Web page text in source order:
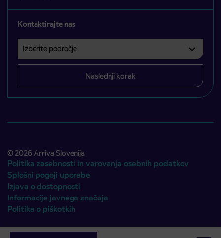
Kontaktirajte nas
Izberite področje
Področje je obvezno izbrati.
Naslednji korak
© 2026 Arriva Slovenija
Politika zasebnosti in varovanja osebnih podatkov
Splošni pogoji uporabe
Izjava o dostopnosti
Informacije javnega značaja
Politika o piškotkih
Avtorji:Emigma